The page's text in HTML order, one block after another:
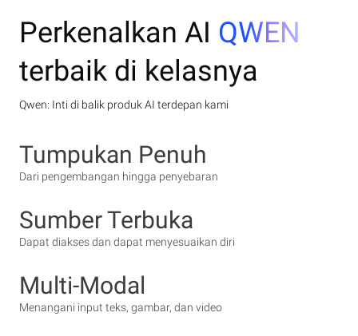
Perkenalkan AI QWEN
terbaik di kelasnya
Qwen: Inti di balik produk AI terdepan kami
Tumpukan Penuh
Dari pengembangan hingga penyebaran
Sumber Terbuka
Dapat diakses dan dapat menyesuaikan diri
Multi-Modal
Menangani input teks, gambar, dan video